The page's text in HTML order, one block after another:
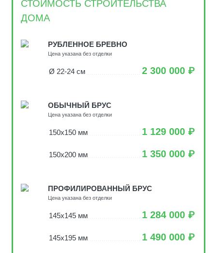
СТОИМОСТЬ СТРОИТЕЛЬСТВА
ДОМА
РУБЛЕННОЕ БРЕВНО
Цена указана без отделки
Ø 22-24 см 2 300 000 ₽
ОБЫЧНЫЙ БРУС
Цена указана без отделки
150х150 мм 1 129 000 ₽
150х200 мм 1 350 000 ₽
ПРОФИЛИРОВАННЫЙ БРУС
Цена указана без отделки
145х145 мм 1 284 000 ₽
145х195 мм 1 490 000 ₽